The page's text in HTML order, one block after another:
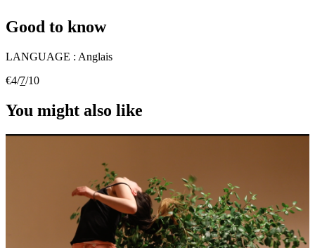
Good to know
LANGUAGE : Anglais
€4/7/10
You might also like